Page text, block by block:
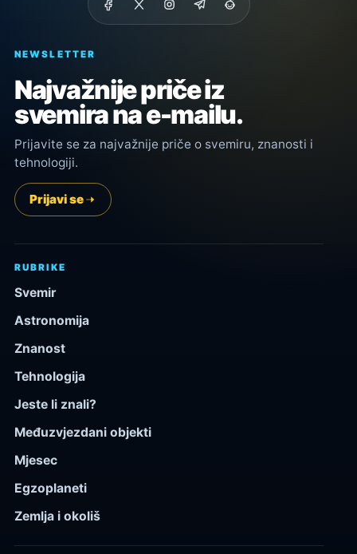
NEWSLETTER
Najvažnije priče iz
svemira na e-mailu.
Prijavite se za najvažnije priče o svemiru, znanosti i
tehnologiji.
Prijavi se
RUBRIKE
Svemir
Astronomija
Znanost
Tehnologija
Jeste li znali?
Međuzvjezdani objekti
Mjesec
Egzoplaneti
Zemlja i okoliš